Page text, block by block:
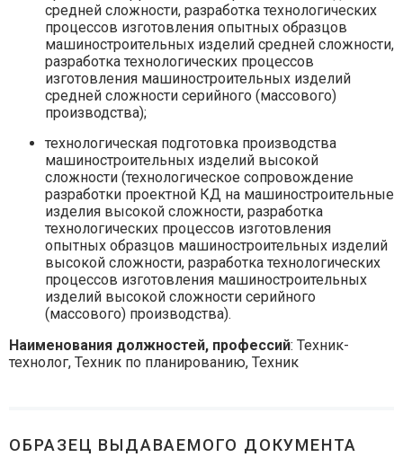
средней сложности, разработка технологических
процессов изготовления опытных образцов
машиностроительных изделий средней сложности,
разработка технологических процессов
изготовления машиностроительных изделий
средней сложности серийного (массового)
производства);
технологическая подготовка производства
машиностроительных изделий высокой
сложности (технологическое сопровождение
разработки проектной КД на машиностроительные
изделия высокой сложности, разработка
технологических процессов изготовления
опытных образцов машиностроительных изделий
высокой сложности, разработка технологических
процессов изготовления машиностроительных
изделий высокой сложности серийного
(массового) производства).
Наименования должностей, профессий: Техник-
технолог, Техник по планированию, Техник
ОБРАЗЕЦ ВЫДАВАЕМОГО ДОКУМЕНТА